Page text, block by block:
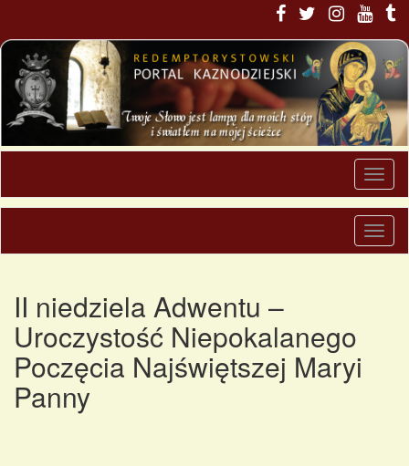
II niedziela Adwentu –
Uroczystość Niepokalanego
Poczęcia Najświętszej Maryi
Panny